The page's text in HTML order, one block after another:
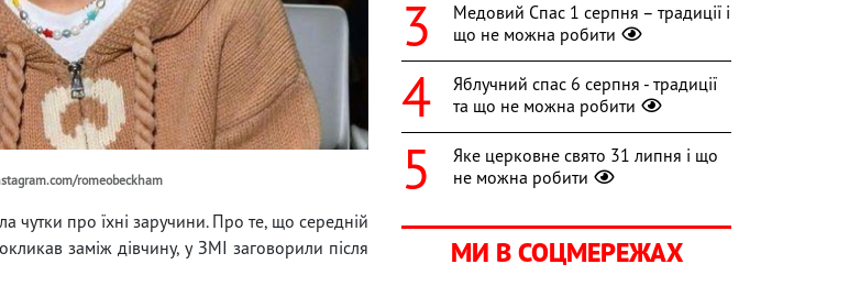
romeobeckham
чутки про їхні заручини. Про те, що середній
заміж дівчину, у ЗМІ заговорили після
Медовий Спас 1 серпня – традиції і
що не можна робити
Яблучний спас 6 серпня - традиції
та що не можна робити
Яке церковне свято 31 липня і що
не можна робити
МИ В СОЦМЕРЕЖАХ